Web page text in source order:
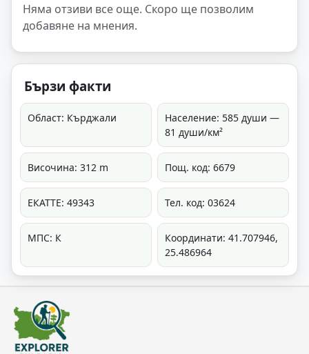
Няма отзиви все още. Скоро ще позволим
добавяне на мнения.
Бързи факти
Област: Кърджали
Население: 585 души —
81 души/км²
Височина: 312 m Пощ. код: 6679
ЕКАТТЕ: 49343 Тел. код: 03624
МПС: К
Координати: 41.707946,
25.486964